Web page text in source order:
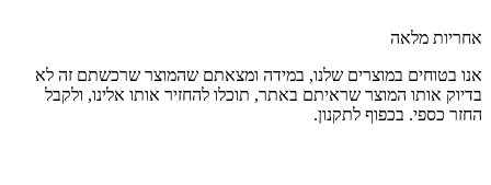
אחריות מלאה
אנו בטוחים במוצרים שלנו, במידה ומצאתם שהמוצר שרכשתם זה לא
בדיוק אותו המוצר שראיתם באתר, תוכלו להחזיר אותו אלינו, ולקבל
החזר כספי. בכפוף לתקנון.